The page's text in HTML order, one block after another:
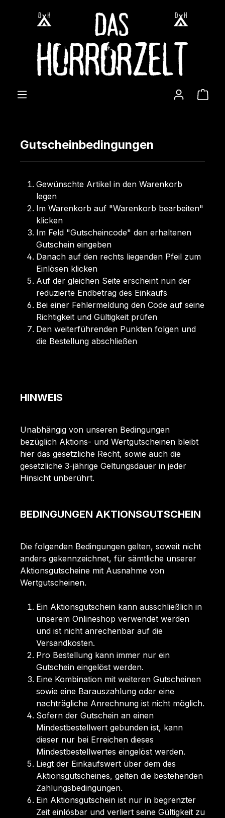
Zum Hauptinhalt springen
Gutscheinbedingungen
Gewünschte Artikel in den Warenkorb
legen
Im Warenkorb auf "Warenkorb bearbeiten"
klicken
Im Feld "Gutscheincode" den erhaltenen
Gutschein eingeben
Danach auf den rechts liegenden Pfeil zum
Einlösen klicken
Auf der gleichen Seite erscheint nun der
reduzierte Endbetrag des Einkaufs
Bei einer Fehlermeldung den Code auf seine
Richtigkeit und Gültigkeit prüfen
Den weiterführenden Punkten folgen und
die Bestellung abschließen
HINWEIS
Unabhängig von unseren Bedingungen
bezüglich Aktions- und Wertgutscheinen bleibt
hier das gesetzliche Recht, sowie auch die
gesetzliche 3-jährige Geltungsdauer in jeder
Hinsicht unberührt.
BEDINGUNGEN AKTIONSGUTSCHEIN
Die folgenden Bedingungen gelten, soweit nicht
anders gekennzeichnet, für sämtliche unserer
Aktionsgutscheine mit Ausnahme von
Wertgutscheinen.
Ein Aktionsgutschein kann ausschließlich in
unserem Onlineshop verwendet werden
und ist nicht anrechenbar auf die
Versandkosten.
Pro Bestellung kann immer nur ein
Gutschein eingelöst werden.
Eine Kombination mit weiteren Gutscheinen
sowie eine Barauszahlung oder eine
nachträgliche Anrechnung ist nicht möglich.
Sofern der Gutschein an einen
Mindestbestellwert gebunden ist, kann
dieser nur bei Erreichen dieses
Mindestbestellwertes eingelöst werden.
Liegt der Einkaufswert über dem des
Aktionsgutscheines, gelten die bestehenden
Zahlungsbedingungen.
Ein Aktionsgutschein ist nur in begrenzter
Zeit einlösbar und verliert seine Gültigkeit zu